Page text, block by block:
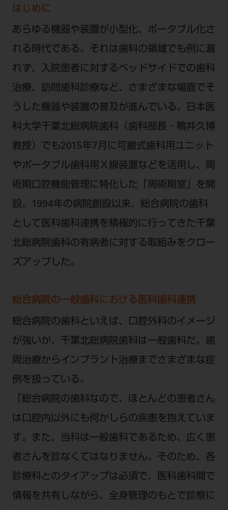
はじめに
あらゆる機器や装置が小型化、ポータブル化さ
れる時代である。それは歯科の領域でも例に漏
れず、入院患者に対するベッドサイドでの歯科
治療、訪問歯科診療など、さまざまな場面でそ
うした機器や装置の普及が進んでいる。日本医
科大学千葉北総病院歯科（歯科部長・鴨井久博
教授）でも2015年7月に可搬式歯科用ユニット
やポータブル歯科用Ｘ線装置などを活用し、周
術期口腔機能管理に特化した「周術期室」を開
設。1994年の病院創設以来、総合病院の歯科
として医科歯科連携を積極的に行ってきた千葉
北総病院歯科の有病者に対する取組みをクロー
ズアップした。
総合病院の一般歯科における医科歯科連携
総合病院の歯科といえば、口腔外科のイメージ
が強いが、千葉北総病院歯科は一般歯科だ。歯
周治療からインプラント治療までさまざまな症
例を扱っている。
「総合病院の歯科なので、ほとんどの患者さん
は口腔内以外にも何かしらの疾患を抱えていま
す。また、当科は一般歯科であるため、広く患
者さんを診なくてはなりません。そのため、各
診療科とのタイアップは必須で、医科歯科間で
情報を共有しながら、全身管理のもとで診察に
特集
メールマガジンスマイル＋
ビバリーくんの歯科イラスト素材集
モリタカレンダー
広島
福岡
Digital Seminar
見学予約
メール
メールでのお問い合わせはこちら
電 話 /0800-222-8020（無料）
FAX /
0800-222-6480 （無料）
IP電話・ひかり電話は繋がらない場合がありま
す。
暇、年末年始を除く）
歯科医療従事者専用窓口となります。
ディーラー様におかれましては、モリタ各担当営
企業情報
推奨環境 サイトマップ